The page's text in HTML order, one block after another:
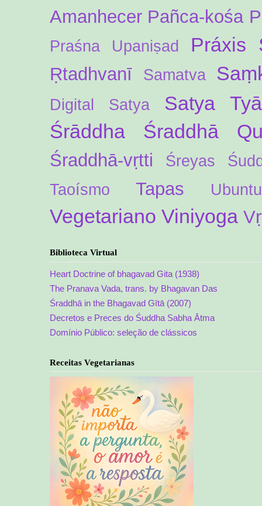
Amanhecer Pañca-kośa
Praśna Upaniṣad Práxis
Ṛtadhvanī Samatva
Digital Satya
Satya
Śrāddha
Śraddhā
Śraddhā-vṛtti Śreyas
Taoísmo
Tapas Ubuntu
Vegetariano Viniyoga
Biblioteca Virtual
Heart Doctrine of bhagavad Gita (1938)
The Pranava Vada, trans. by Bhagavan Das
Śraddhā in the Bhagavad Gītā (2007)
Decretos e Preces do Śuddha Sabha Ātma
Domínio Público: seleção de clássicos
Receitas Vegetarianas